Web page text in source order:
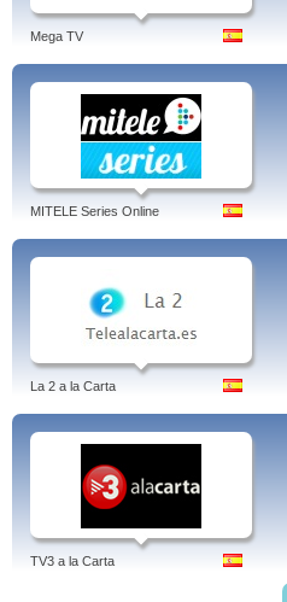
Mega TV
MITELE Series Online
La 2 a la Carta
TV3 a la Carta